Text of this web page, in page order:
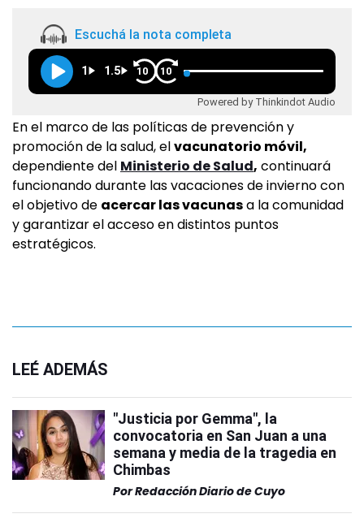
Escuchá la nota completa
1 1.5 10 10
Powered by Thinkindot Audio
En el marco de las políticas de prevención y
promoción de la salud, elvacunatorio móvil,
dependiente del Ministerio de Salud, continuará
funcionando durante las vacaciones de invierno con
el objetivo de acercar las vacunasa la comunidad
y garantizar el acceso en distintos puntos
estratégicos.
LEÉ ADEMÁS
"Justicia por Gemma", la
convocatoria en San Juan a una
semana y media de la tragedia en
Chimbas
PorRedacción Diario de Cuyo